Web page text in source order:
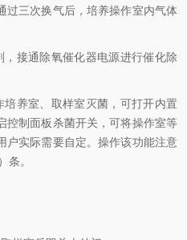
过三次换气后，培养操作室内气体
接通除氧催化器电源进行催化除
养室、取样室灭菌，可打开内置
控制面板杀菌开关，可将操作室等
户实际需要自定。操作该功能注意
条。